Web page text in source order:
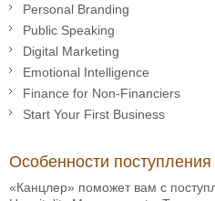
Personal Branding
Public Speaking
Digital Marketing
Emotional Intelligence
Finance for Non-Financiers
Start Your First Business
Особенности поступления
«Канцлер» поможет вам с